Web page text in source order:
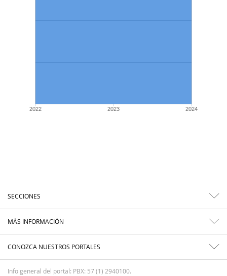
2022 2023 2024
SECCIONES
MÁS INFORMACIÓN
CONOZCA NUESTROS PORTALES
Info general del portal: PBX: 57 (1) 2940100.